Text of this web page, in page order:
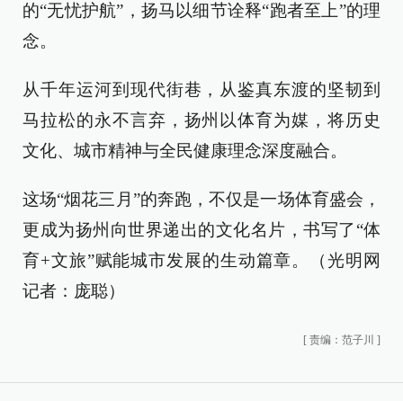
的“无忧护航”，扬马以细节诠释“跑者至上”的理
念。
从千年运河到现代街巷，从鉴真东渡的坚韧到
马拉松的永不言弃，扬州以体育为媒，将历史
文化、城市精神与全民健康理念深度融合。
这场“烟花三月”的奔跑，不仅是一场体育盛会，
更成为扬州向世界递出的文化名片，书写了“体
育+文旅”赋能城市发展的生动篇章。（光明网
记者：庞聪）
[ 责编：范子川 ]